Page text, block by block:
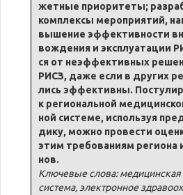
жет­ные при­о­ри­те­ты;
комплек­сы ме­ро­при­я­тий,
вы­ше­ние эф­фек­тив­но­сти
во­жде­ния и экс­плу­а­та­ции
ся от не­эф­фек­тив­ных
РИСЗ, да­же если в дру­гих
лись эф­фек­тив­ны.
к регио­наль­ной
ной си­стеме, ис­поль­зуя
ди­ку, мож­но про­ве­сти
этим тре­бо­ва­ниям регио­на
нов.
Ключевые слова:
система, электронное